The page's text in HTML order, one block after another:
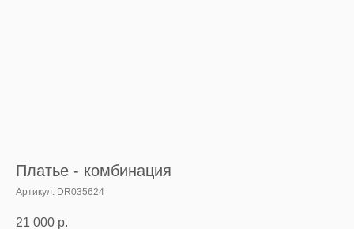
Платье - комбинация
Артикул: DR035624
21 000 р.